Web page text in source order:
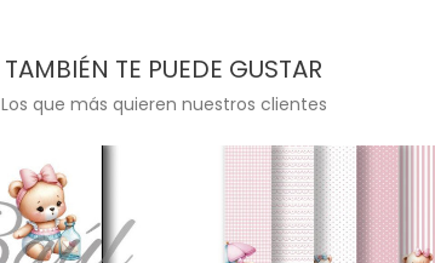
TAMBIÉN TE PUEDE GUSTAR
Los que más quieren nuestros clientes